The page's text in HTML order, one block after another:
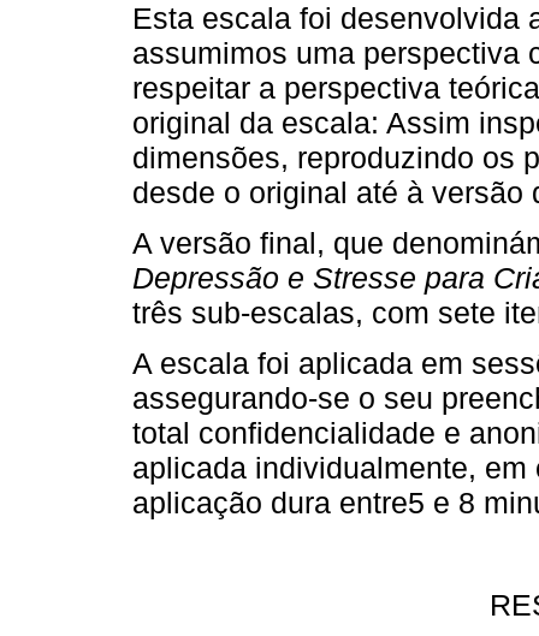
Esta escala foi desenvolvida
assumimos uma perspectiva
respeitar a perspectiva
original da escala: Assim
dimensões, reproduzindo os
desde o original até à versão
A versão final, que
Depressão e Stresse para
três sub-escalas, com sete
A escala foi aplicada em
assegurando-se o seu
total confidencialidade e
aplicada individualmente,
aplicação dura entre5 e 8